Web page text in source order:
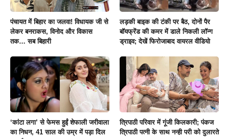
पंचायत में बिहार का जलवा! विधायक जी से
लेकर बनराकस, विनोद और विकास
तक… सब बिहारी
लड़की बाइक की टंकी पर बैठ, दोनों पैर
बॉयफ्रेंड की कमर में डाले निकली लॉन्ग
ड्राइव; देखें फिरोजाबाद वायरल वीडियो
‘कांटा लगा’ से फेमस हुईं शेफाली जरीवाला
का निधन, 41 साल की उम्र में पड़ा दिल
त्रिपाठी परिवार में गूंजी किलकारी; पंकज
त्रिपाठी पत्नी के साथ नन्ही परी को दुलारते